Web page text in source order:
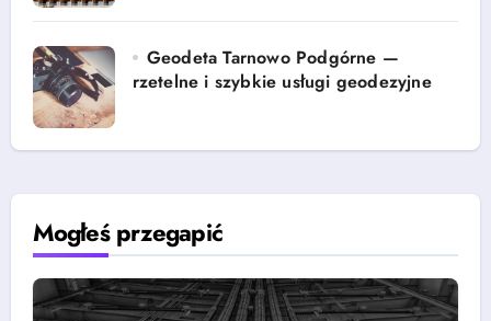
Geodeta Tarnowo Podgórne —
rzetelne i szybkie usługi geodezyjne
Mogłeś przegapić